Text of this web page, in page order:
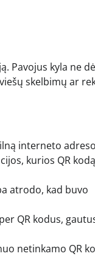
Pavojus kyla ne
skelbimų ar
interneto adreso
kurios QR kodą
atrodo, kad buvo
QR kodus,
netinkamo QR